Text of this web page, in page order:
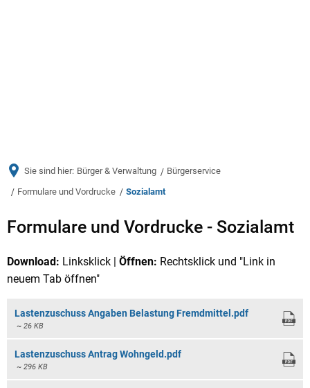
Sie sind hier: Bürger & Verwaltung
Bürgerservice
Formulare und Vordrucke
Sozialamt
Sozialamt
Formulare und Vordrucke - Sozialamt
Download: Linksklick | Öffnen: Rechtsklick und "Link in
neuem Tab öffnen"
Lastenzuschuss Angaben Belastung Fremdmittel.pdf
~ 26 KB
Lastenzuschuss Antrag Wohngeld.pdf
~ 296 KB